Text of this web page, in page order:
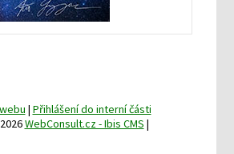
| Přihlášení do interní části
WebConsult.cz - Ibis CMS |